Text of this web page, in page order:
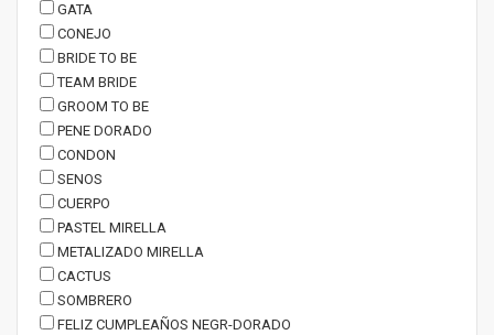
GATA
CONEJO
BRIDE TO BE
TEAM BRIDE
GROOM TO BE
PENE DORADO
CONDON
SENOS
CUERPO
PASTEL MIRELLA
METALIZADO MIRELLA
CACTUS
SOMBRERO
FELIZ CUMPLEAÑOS NEGR-DORADO